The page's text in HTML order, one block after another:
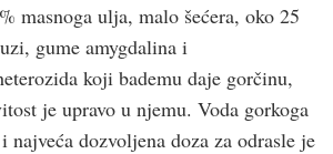
masnoga ulja, malo šećera, oko 25
gume amygdalina i
koji bademu daje gorčinu,
je upravo u njemu. Voda gorkoga
najveća dozvoljena doza za odrasle je